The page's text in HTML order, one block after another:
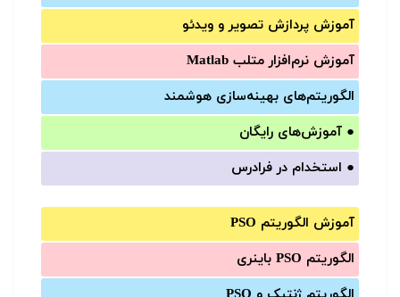
آموزش‌ پردازش تصویر و ویدئو
آموزش‌ نرم‌افزار متلب Matlab
الگوریتم‌های بهینه‌سازی هوشمند
● آموزش‌های رایگان
● استخدام در فرادرس
آموزش الگوریتم PSO
الگوریتم PSO باینری